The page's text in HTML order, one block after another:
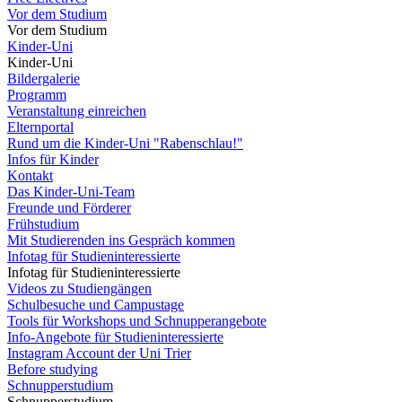
Vor dem Studium
Vor dem Studium
Kinder-Uni
Kinder-Uni
Bildergalerie
Programm
Veranstaltung einreichen
Elternportal
Rund um die Kinder-Uni "Rabenschlau!"
Infos für Kinder
Kontakt
Das Kinder-Uni-Team
Freunde und Förderer
Frühstudium
Mit Studierenden ins Gespräch kommen
Infotag für Studieninteressierte
Infotag für Studieninteressierte
Videos zu Studiengängen
Schulbesuche und Campustage
Tools für Workshops und Schnupperangebote
Info-Angebote für Studieninteressierte
Instagram Account der Uni Trier
Before studying
Schnupperstudium